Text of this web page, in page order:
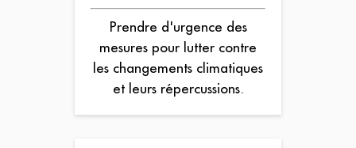
Prendre d'urgence des
mesures pour lutter contre
les changements climatiques
et leurs répercussions.